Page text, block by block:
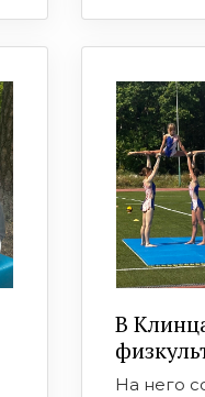
В
На него